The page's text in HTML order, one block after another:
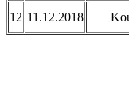
12 11.12.2018